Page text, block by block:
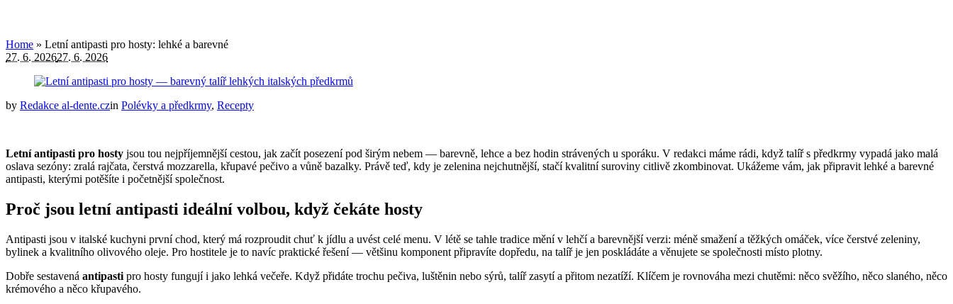
Home » Letní antipasti pro hosty: lehké a barevné
27. 6. 202627. 6. 2026
by Redakce al-dente.czin Polévky a předkrmy, Recepty
Letní antipasti pro hosty jsou tou nejpříjemnější cestou, jak začít posezení pod širým nebem — barevně, lehce a bez hodin strávených u sporáku. V redakci máme rádi, když talíř s předkrmy vypadá jako malá
oslava sezóny: zralá rajčata, čerstvá mozzarella, křupavé pečivo a vůně bazalky. Právě teď, kdy je zelenina nejchutnější, stačí kvalitní suroviny citlivě zkombinovat. Ukážeme vám, jak připravit lehké a barevné
antipasti, kterými potěšíte i početnější společnost.
Proč jsou letní antipasti ideální volbou, když čekáte hosty
Antipasti jsou v italské kuchyni první chod, který má rozproudit chuť k jídlu a uvést celé menu. V létě se tahle tradice mění v lehčí a barevnější verzi: méně smažení a těžkých omáček, více čerstvé zeleniny,
bylinek a kvalitního olivového oleje. Pro hostitele je to navíc praktické řešení — většinu komponent připravíte dopředu, na talíř je jen poskládáte a věnujete se společnosti místo plotny.
Dobře sestavená antipasti pro hosty fungují i jako lehká večeře. Když přidáte trochu pečiva, luštěnin nebo sýrů, talíř zasytí a přitom nezatíží. Klíčem je rovnováha mezi chutěmi: něco svěžího, něco slaného, něco
krémového a něco křupavého.